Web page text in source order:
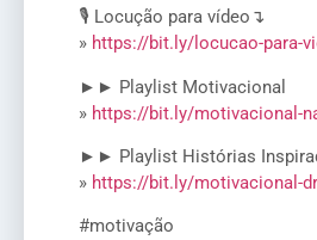
🎙️ Locução para vídeo↴
» https://bit.ly/locucao-para-
►► Playlist Motivacional
» https://bit.ly/motivacional-
►► Playlist Histórias
» https://bit.ly/motivacional-
#motivação